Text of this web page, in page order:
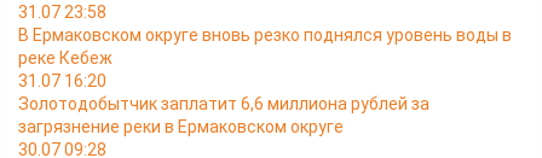
31.07 23:58
В Ермаковском округе вновь резко поднялся уровень воды в
реке Кебеж
31.07 16:20
Золотодобытчик заплатит 6,6 миллиона рублей за
загрязнение реки в Ермаковском округе
30.07 09:28